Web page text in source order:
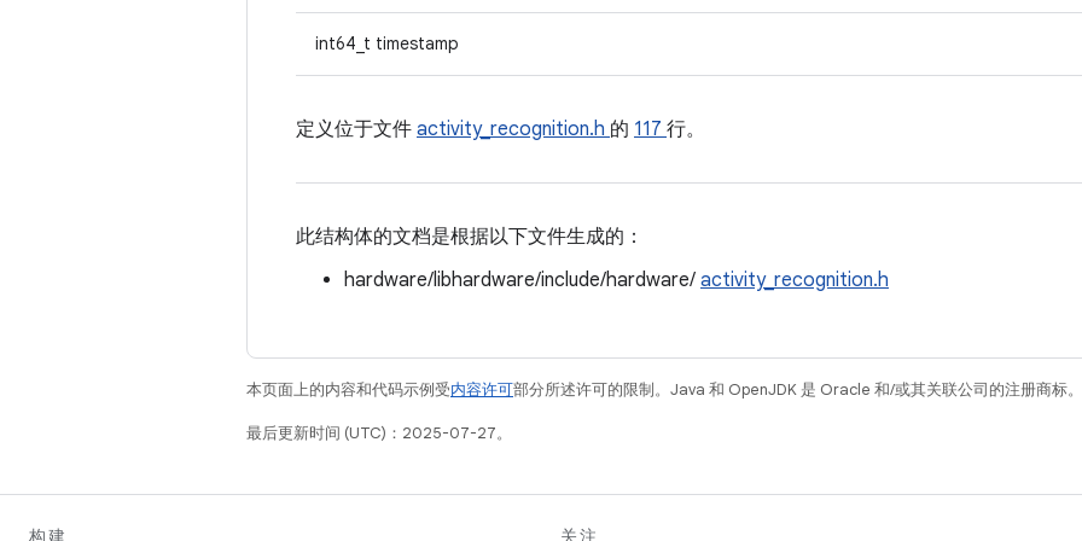
int64_t timestamp
定义位于文件 activity_recognition.h 的 117 行。
此结构体的文档是根据以下文件生成的：
hardware/libhardware/include/hardware/ activity_recognition.h
本页面上的内容和代码示例受内容许可部分所述许可的限制。Java 和 OpenJDK 是 Oracle 和/或其关联公司的注册商标。
最后更新时间 (UTC)：2025-07-27。
构建 关注